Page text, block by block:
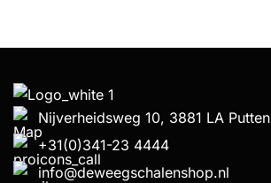
Nijverheidsweg 10, 3881 LA Putten
+31(0)341-23 4444
info@deweegschalenshop.nl